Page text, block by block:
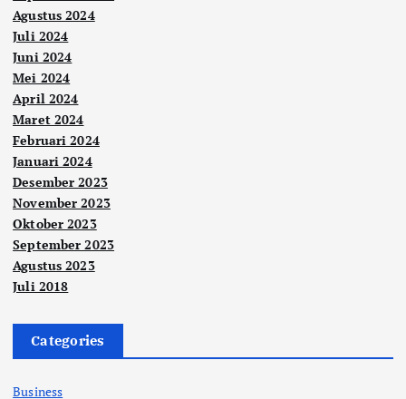
Agustus 2024
Juli 2024
Juni 2024
Mei 2024
April 2024
Maret 2024
Februari 2024
Januari 2024
Desember 2023
November 2023
Oktober 2023
September 2023
Agustus 2023
Juli 2018
Categories
Business